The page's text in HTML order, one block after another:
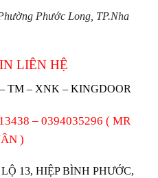
Phước Long, TP.Nha
LIÊN HỆ
TM – XNK – KINGDOOR
– 0394035296 ( MR
)
13, HIỆP BÌNH PHƯỚC,